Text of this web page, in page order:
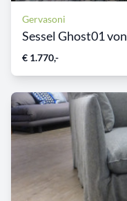
Gervasoni
Sessel Ghost01
€ 1.770,-